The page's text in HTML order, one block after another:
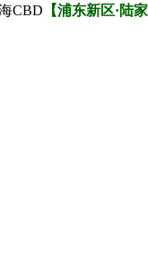
CBD 【浦东新区·陆家